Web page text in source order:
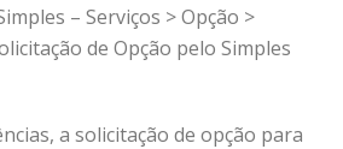
– Serviços > Opção >
de Opção pelo Simples
a solicitação de opção para